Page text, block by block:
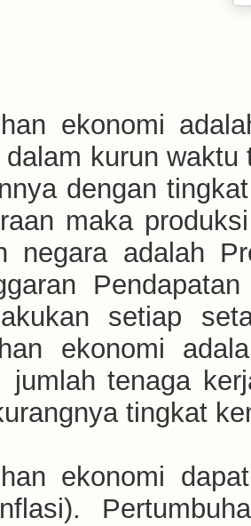
ekonomi
dalam kurun waktu
dengan
maka
negara adalah
setiap
ekonomi
jumlah tenaga
tingkat
ekonomi